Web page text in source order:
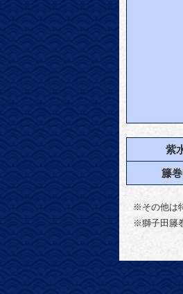
紫
籐
※その他は
※獅子田籐
本重５,